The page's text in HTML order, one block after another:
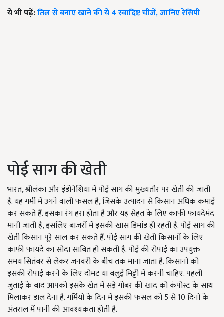
ये भी पढ़ें:तिल से बनाए खाने की ये 4 स्वादिष्ट चीजें, जानिए रेसिपी
पोई साग की खेती
भारत, श्रीलंका और इंडोनेशिया में पोई साग की मुख्यतौर पर खेती की जाती
है. यह गर्मी में उगने वाली फसल है, जिसके उत्पादन से किसान अधिक कमाई
कर सकते हैं. इसका रंग हरा होता है और यह सेहत के लिए काफी फायदेमंद
मानी जाती है, इसलिए बाजरों में इसकी खास डिमांड ही रहती है. पोई साग की
खेती किसान पूरे साल कर सकते हैं. पोई साग की खेती किसानों के लिए
काफी फायदे का सोदा साबित हो सकती हैं. पोई की रोपाई का उपयुक्त
समय सितंबर से लेकर जनवरी के बीच तक माना जाता है. किसानों को
इसकी रोपाई करने के लिए दोमट या बलुई मिट्टी में करनी चाहिए. पहली
जुताई के बाद आपको इसके खेत में सड़े गोबर की खाद को कंपोस्ट के साथ
मिलाकर डाल देना है. गर्मियों के दिन में इसकी फसल को 5 से 10 दिनों के
अंतराल में पानी की आवश्यकता होती है.